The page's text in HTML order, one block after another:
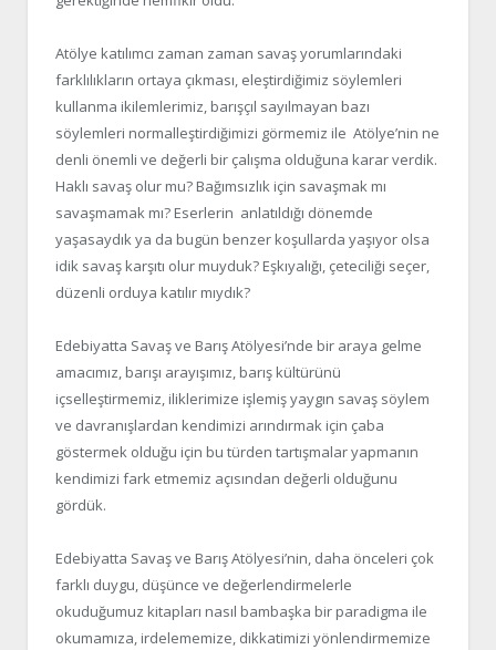
Atölye katılımcı zaman zaman savaş yorumlarındaki
farklılıkların ortaya çıkması, eleştirdiğimiz söylemleri
kullanma ikilemlerimiz, barışçıl sayılmayan bazı
söylemleri normalleştirdiğimizi görmemiz ile Atölye’nin ne
denli önemli ve değerli bir çalışma olduğuna karar verdik.
Haklı savaş olur mu? Bağımsızlık için savaşmak mı
savaşmamak mı? Eserlerin anlatıldığı dönemde
yaşasaydık ya da bugün benzer koşullarda yaşıyor olsa
idik savaş karşıtı olur muyduk? Eşkıyalığı, çeteciliği seçer,
düzenli orduya katılır mıydık?
Edebiyatta Savaş ve Barış Atölyesi’nde bir araya gelme
amacımız, barışı arayışımız, barış kültürünü
içselleştirmemiz, iliklerimize işlemiş yaygın savaş söylem
ve davranışlardan kendimizi arındırmak için çaba
göstermek olduğu için bu türden tartışmalar yapmanın
kendimizi fark etmemiz açısından değerli olduğunu
gördük.
Edebiyatta Savaş ve Barış Atölyesi’nin, daha önceleri çok
farklı duygu, düşünce ve değerlendirmelerle
okuduğumuz kitapları nasıl bambaşka bir paradigma ile
okumamıza, irdelememize, dikkatimizi yönlendirmemize